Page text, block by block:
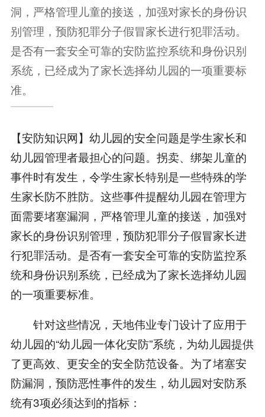
洞，严格管理儿童的接送，加强对家长的身份识
别管理，预防犯罪分子假冒家长进行犯罪活动。
是否有一套安全可靠的安防监控系统和身份识别
系统，已经成为了家长选择幼儿园的一项重要标
准。
【安防知识网】幼儿园的安全问题是学生家长和
幼儿园管理者最担心的问题。拐卖、绑架儿童的
事件时有发生，令学生家长特别是一些特殊的学
生家长防不胜防。这些事件提醒幼儿园在管理方
面需要堵塞漏洞，严格管理儿童的接送，加强对
家长的身份识别管理，预防犯罪分子假冒家长进
行犯罪活动。是否有一套安全可靠的安防监控系
统和身份识别系统，已经成为了家长选择幼儿园
的一项重要标准。
针对这些情况，天地伟业专门设计了应用于
幼儿园的“幼儿园一体化安防”系统，为幼儿园提供
了更高效、更安全的安全防范设备。为了堵塞安
防漏洞，预防恶性事件的发生，幼儿园对安防系
统有3项必须达到的指标：